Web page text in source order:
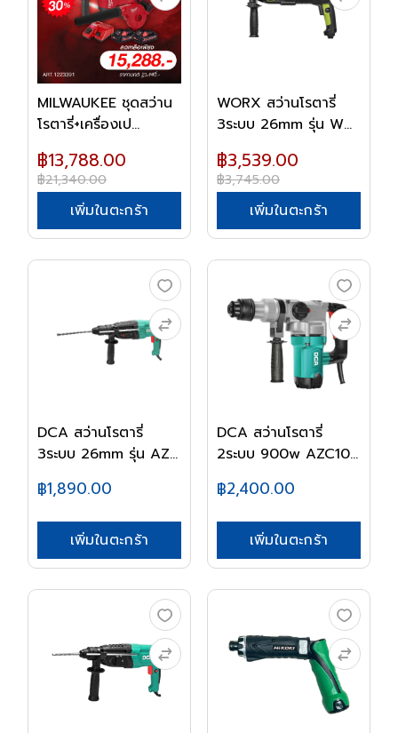
MILWAUKEE ชุดสว่าน
โรตารี่+เครื่องเป...
฿13,788.00
฿21,340.00
เพิ่มในตะกร้า
WORX สว่านโรตารี่
3ระบบ 26mm รุ่น W...
฿3,539.00
฿3,745.00
เพิ่มในตะกร้า
DCA สว่านโรตารี่
3ระบบ 26mm รุ่น AZ...
฿1,890.00
เพิ่มในตะกร้า
DCA สว่านโรตารี่
2ระบบ 900w AZC10-
฿2,400.00
เพิ่มในตะกร้า